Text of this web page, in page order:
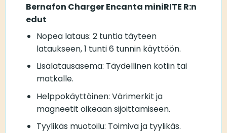
Bernafon Charger Encanta miniRITE R:n
edut
Nopea lataus: 2 tuntia täyteen
lataukseen, 1 tunti 6 tunnin käyttöön.
Lisälatausasema: Täydellinen kotiin tai
matkalle.
Helppokäyttöinen: Värimerkit ja
magneetit oikeaan sijoittamiseen.
Tyylikäs muotoilu: Toimiva ja tyylikäs.